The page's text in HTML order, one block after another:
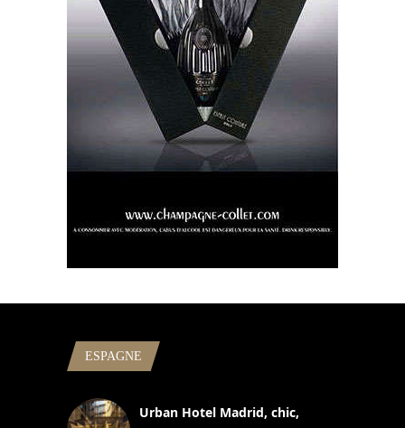
ESPAGNE
Urban Hotel Madrid, chic,